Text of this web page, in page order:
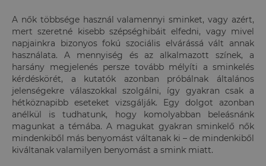
A nők többsége használ valamennyi sminket, vagy azért,
mert szeretné kisebb szépséghibáit elfedni, vagy mivel
napjainkra bizonyos fokú szociális elvárássá vált annak
használata. A mennyiség és az alkalmazott színek, a
harsány megjelenés persze tovább mélyíti a sminkelés
kérdéskörét, a kutatók azonban próbálnak általános
jelenségekre válaszokkal szolgálni, így gyakran csak a
hétköznapibb eseteket vizsgálják. Egy dolgot azonban
anélkül is tudhatunk, hogy komolyabban beleásnánk
magunkat a témába. A magukat gyakran sminkelő nők
mindenkiből más benyomást váltanak ki – de mindenkiből
kiváltanak valamilyen benyomást a smink miatt.